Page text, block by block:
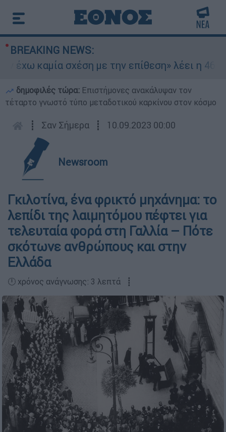
BREAKING NEWS:
καμία σχέση με την επίθεση» λέει η
δημοφιλές τώρα: Επιστήμονες ανακάλυψαν τον
τέταρτο γνωστό τύπο μεταδοτικού καρκίνου στον κόσμο
┋ Σαν Σήμερα ┋ 10.09.2023 00:00
Newsroom
Γκιλοτίνα, ένα φρικτό μηχάνημα: το
λεπίδι της λαιμητόμου πέφτει για
τελευταία φορά στη Γαλλία – Πότε
σκότωνε ανθρώπους και στην
Ελλάδα
🕛 χρόνος ανάγνωσης: 3 λεπτά ┋